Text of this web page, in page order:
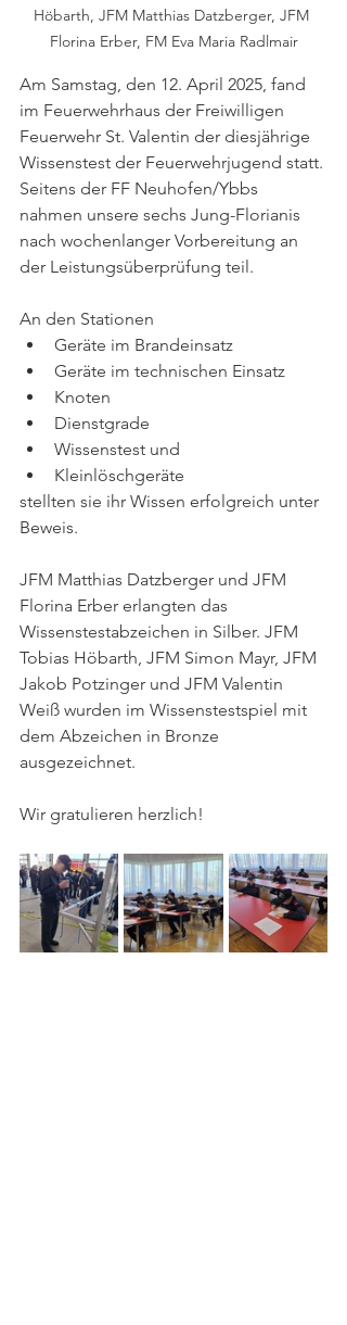
Höbarth, JFM Matthias Datzberger, JFM
Florina Erber, FM Eva Maria Radlmair
Am Samstag, den 12. April 2025, fand
im Feuerwehrhaus der Freiwilligen
Feuerwehr St. Valentin der diesjährige
Wissenstest der Feuerwehrjugend statt.
Seitens der FF Neuhofen/Ybbs
nahmen unsere sechs Jung-Florianis
nach wochenlanger Vorbereitung an
der Leistungsüberprüfung teil.
An den Stationen
Geräte im Brandeinsatz
Geräte im technischen Einsatz
Knoten
Dienstgrade
Wissenstest und
Kleinlöschgeräte
stellten sie ihr Wissen erfolgreich unter
Beweis.
JFM Matthias Datzberger und JFM
Florina Erber erlangten das
Wissenstestabzeichen in Silber. JFM
Tobias Höbarth, JFM Simon Mayr, JFM
Jakob Potzinger und JFM Valentin
Weiß wurden im Wissenstestspiel mit
dem Abzeichen in Bronze
ausgezeichnet.
Wir gratulieren herzlich!